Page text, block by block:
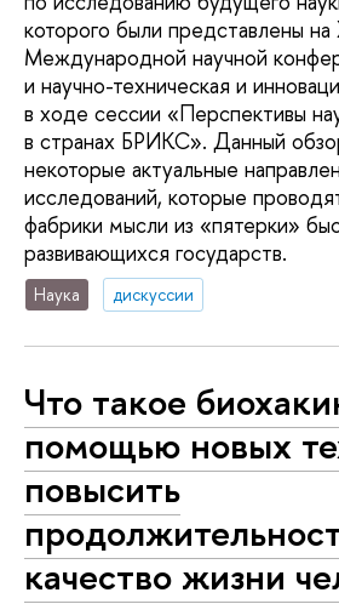
которого были представлены на
Международной научной
и научно-техническая и
в ходе сессии «Перспективы
в странах БРИКС». Данный
некоторые актуальные
исследований, которые
фабрики мысли из «пятерки»
развивающихся государств.
Наука дискуссии
Что такое
помощью новых
повысить
качество жизни